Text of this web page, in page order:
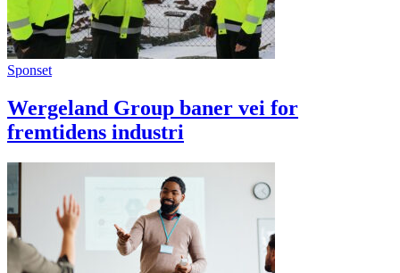
Sponset
Wergeland Group baner vei for
fremtidens industri